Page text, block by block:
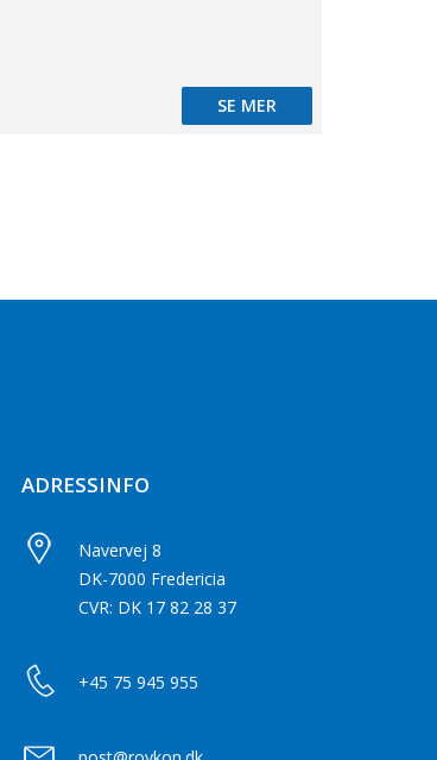
SE MER
ADRESSINFO
Navervej 8
DK-7000 Fredericia
CVR: DK 17 82 28 37
+45 75 945 955